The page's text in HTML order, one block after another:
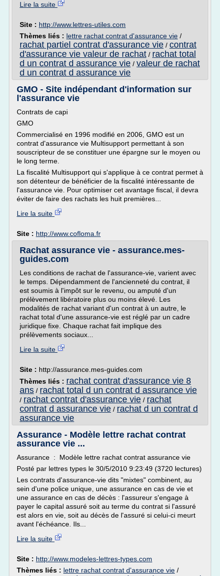
Lire la suite
Site : http://www.lettres-utiles.com
Thèmes liés : lettre rachat contrat d'assurance vie /
rachat partiel contrat d'assurance vie / contrat
d'assurance vie valeur de rachat / rachat total
d un contrat d assurance vie / valeur de rachat
d un contrat d assurance vie
GMO - Site indépendant d'information sur
l'assurance vie
Contrats de capi
GMO
Commercialisé en 1996 modifié en 2006, GMO est un
contrat d'assurance vie Multisupport permettant à son
souscripteur de se constituer une épargne sur le moyen ou
le long terme.
La fiscalité Multisupport qui s'applique à ce contrat permet à
son détenteur de bénéficier de la fiscalité intéressante de
l'assurance vie. Pour optimiser cet avantage fiscal, il devra
éviter de faire des rachats les huit premières...
Lire la suite
Site : http://www.cofloma.fr
Rachat assurance vie - assurance.mes-
guides.com
Les conditions de rachat de l'assurance-vie, varient avec
le temps. Dépendamment de l'ancienneté du contrat, il
est soumis à l'impôt sur le revenu, ou amputé d'un
prélèvement libératoire plus ou moins élevé. Les
modalités de rachat variant d'un contrat à un autre, le
rachat total d'une assurance-vie est réglé par un cadre
juridique fixe. Chaque rachat fait implique des
prélèvements sociaux...
Lire la suite
Site : http://assurance.mes-guides.com
Thèmes liés : rachat contrat d'assurance vie 8
ans / rachat total d un contrat d assurance vie
/ rachat contrat d'assurance vie / rachat
contrat d assurance vie / rachat d un contrat d
assurance vie
Assurance - Modèle lettre rachat contrat
assurance vie ...
Assurance : Modèle lettre rachat contrat assurance vie
Posté par lettres types le 30/5/2010 9:23:49 (3720 lectures)
Les contrats d'assurance-vie dits "mixtes" combinent, au
sein d'une police unique, une assurance en cas de vie et
une assurance en cas de décès : l'assureur s'engage à
payer le capital assuré soit au terme du contrat si l'assuré
est alors en vie, soit au décès de l'assuré si celui-ci meurt
avant l'échéance. Ils...
Lire la suite
Site : http://www.modeles-lettres-types.com
Thèmes liés : lettre rachat contrat d'assurance vie /